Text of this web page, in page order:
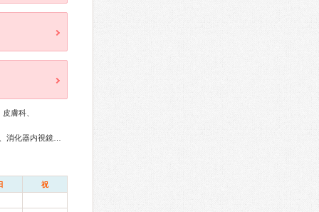
膚科、
専門医、皮膚科専門医
祝